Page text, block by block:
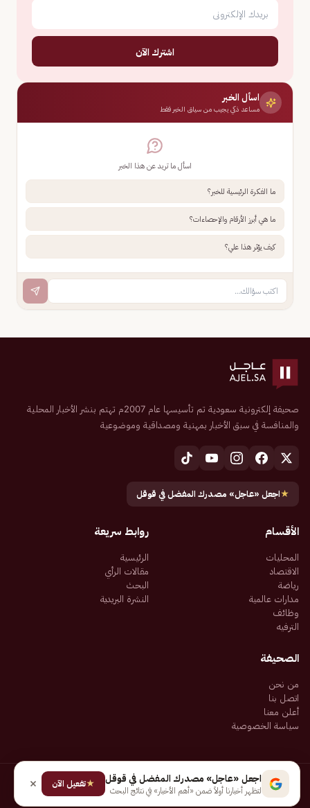
اشترك الآن
اسأل الخبر
مساعد ذكي يجيب من سياق الخبر فقط
اسأل ما تريد عن هذا الخبر
ما الفكرة الرئيسية للخبر؟
ما هي أبرز الأرقام والإحصاءات؟
كيف يؤثر هذا علي؟
صحيفة إلكترونية سعودية تم تأسيسها عام 2007م تهتم بنشر الأخبار المحلية
والمنافسة في سبق الأخبار بمهنية ومصداقية وموضوعية
★اجعل «عاجل» مصدرك المفضل في قوقل
الأقسام
المحليات
الاقتصاد
رياضة
مدارات عالمية
وظائف
الترفيه
روابط سريعة
الرئيسية
مقالات الرأي
البحث
النشرة البريدية
الصحيفة
من نحن
اتصل بنا
أعلن معنا
سياسة الخصوصية
جميع الحقوق محفوظة لـ شركة إيجاز للنشر الإلكتروني المالكة لصحيفة عاجل
سياسة الخصوصيةشروط الاستخدام
اجعل «عاجل» مصدرك المفضل في قوقل
لتظهر أخبارنا أولاً ضمن «أهم الأخبار» في نتائج البحث
★تفعيل الآن